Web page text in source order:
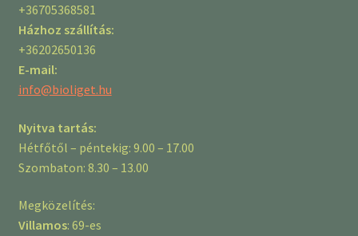
+36705368581
Házhoz szállítás:
+36202650136
E-mail:
info@bioliget.hu
Nyitva tartás:
Hétfőtől – péntekig: 9.00 – 17.00
Szombaton: 8.30 – 13.00
Megközelítés:
Villamos: 69-es